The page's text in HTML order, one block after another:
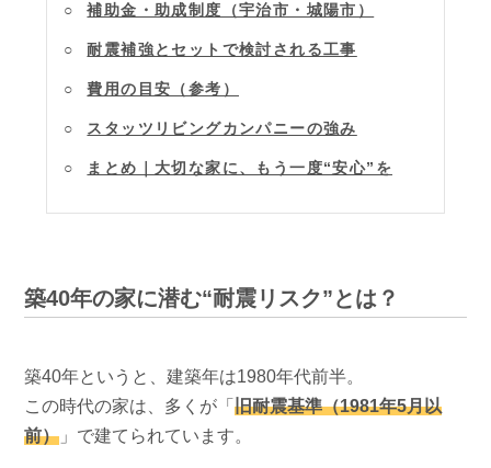
補助金・助成制度（宇治市・城陽市）
耐震補強とセットで検討される工事
費用の目安（参考）
スタッツリビングカンパニーの強み
まとめ｜大切な家に、もう一度“安心”を
築40年の家に潜む“耐震リスク”とは？
築40年というと、建築年は1980年代前半。
この時代の家は、多くが「旧耐震基準（1981年5月以
前） 」で建てられています。